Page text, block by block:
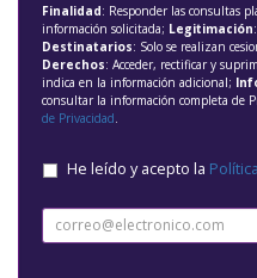
Finalidad: Responder las consultas
información solicitada; Legitimación
Destinatarios: Solo se realizan
Derechos: Acceder, rectificar y
indica en la información adicional;
consultar la información completa de
de Privacidad
He leído y acepto la